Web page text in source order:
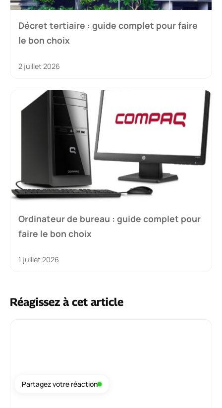
Décret tertiaire : guide complet pour faire
le bon choix
2 juillet 2026
Ordinateur de bureau : guide complet pour
faire le bon choix
1 juillet 2026
Réagissez à cet article
Partagez votre réaction